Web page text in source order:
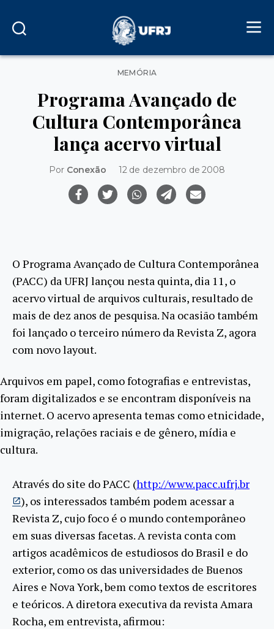
Categorias
MEMÓRIA
Programa Avançado de
Cultura Contemporânea
lança acervo virtual
Por Conexão 12 de dezembro de 2008
O Programa Avançado de Cultura Contemporânea
(PACC) da UFRJ lançou nesta quinta, dia 11, o
acervo virtual de arquivos culturais, resultado de
mais de dez anos de pesquisa. Na ocasião também
foi lançado o terceiro número da Revista Z, agora
com novo layout.
Arquivos em papel, como fotografias e entrevistas,
foram digitalizados e se encontram disponíveis na
internet. O acervo apresenta temas como etnicidade,
imigração, relações raciais e de gênero, mídia e
cultura.
Através do site do PACC (http://www.pacc.ufrj.br
), os interessados também podem acessar a
Revista Z, cujo foco é o mundo contemporâneo
em suas diversas facetas. A revista conta com
artigos acadêmicos de estudiosos do Brasil e do
exterior, como os das universidades de Buenos
Aires e Nova York, bem como textos de escritores
e teóricos. A diretora executiva da revista Amara
Rocha, em entrevista, afirmou: